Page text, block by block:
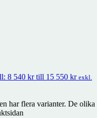
kr exkl. moms
8 540 kr till 15 550 kr exkl.
har flera varianter. De olika